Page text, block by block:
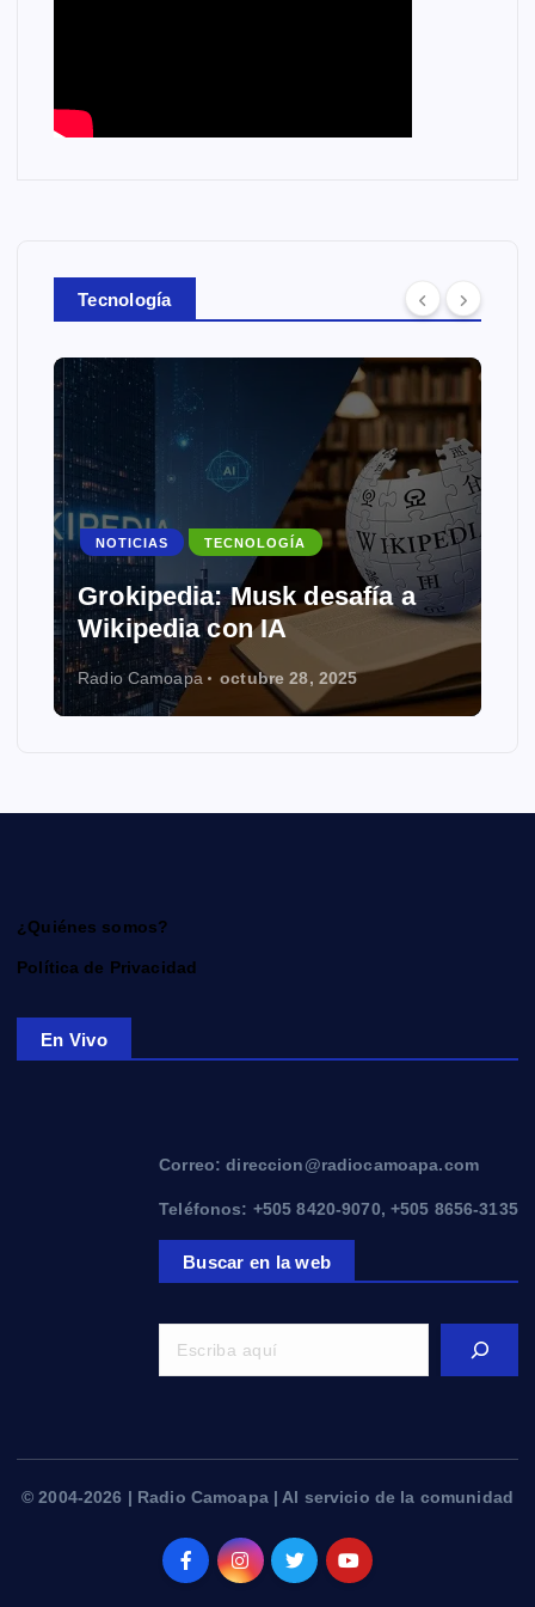
Tecnología
NOTICIAS TECNOLOGÍA
Grokipedia: Musk desafía a
Wikipedia con IA
Radio Camoapa octubre 28, 2025
¿Quiénes somos?
Política de Privacidad
En Vivo
Correo: direccion@radiocamoapa.com
Teléfonos: +505 8420-9070, +505 8656-3135
Buscar en la web
© 2004-2026 | Radio Camoapa | Al servicio de la comunidad